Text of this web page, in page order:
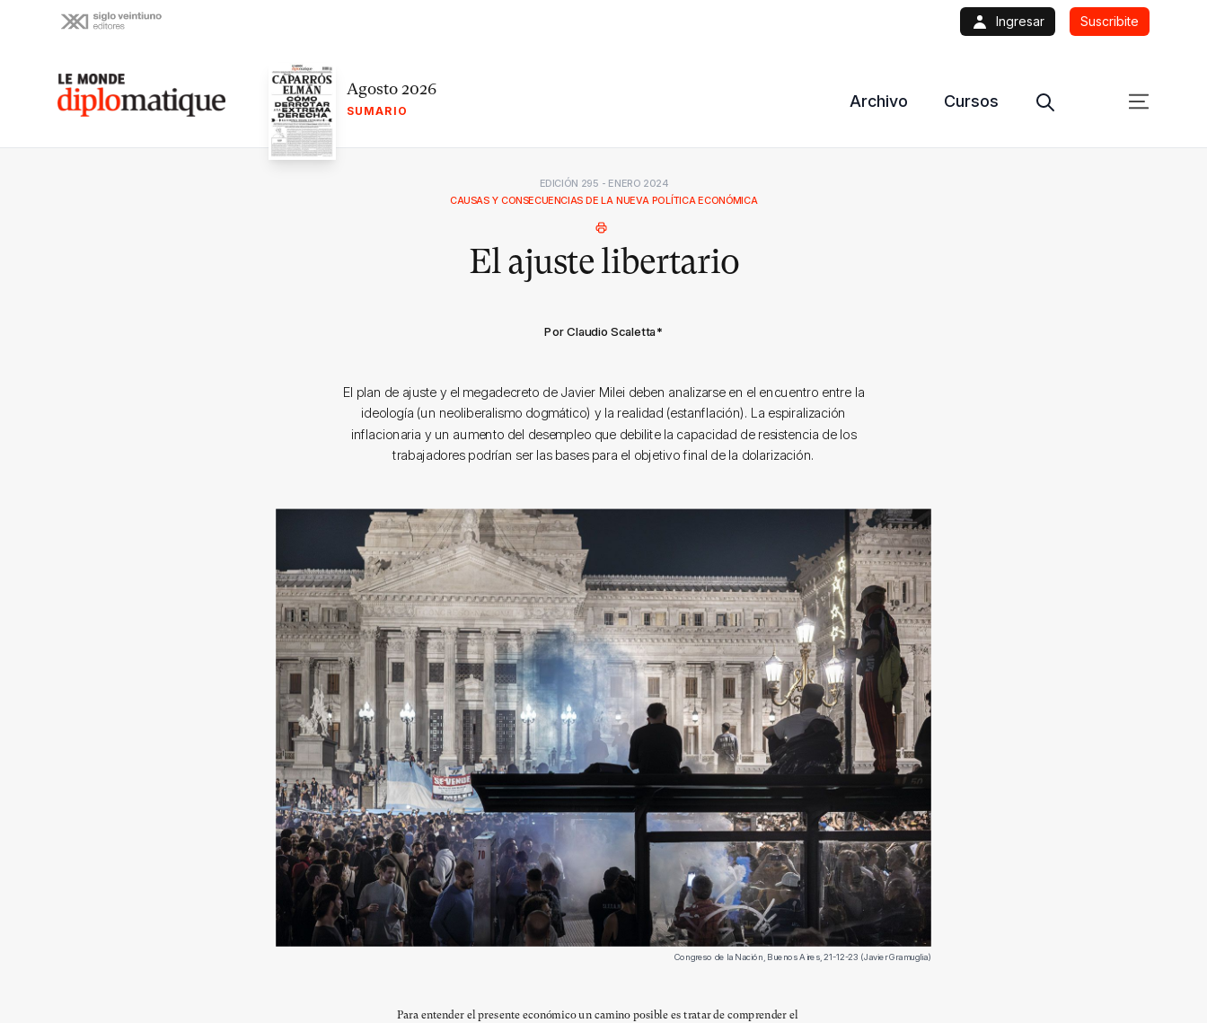
Ingresar Suscribite
Le monde diplomatique Agosto 2026
SUMARIO
Archivo Cursos
EDICIÓN 295 - ENERO 2024
CAUSAS Y CONSECUENCIAS DE LA NUEVA POLÍTICA ECONÓMICA
El ajuste libertario
Por Claudio Scaletta*
El plan de ajuste y el megadecreto de Javier Milei deben analizarse en el encuentro entre la
ideología (un neoliberalismo dogmático) y la realidad (estanflación). La espiralización
inflacionaria y un aumento del desempleo que debilite la capacidad de resistencia de los
trabajadores podrían ser las bases para el objetivo final de la dolarización.
Congreso de la Nación, Buenos Aires, 21-12-23 (Javier Gramuglia)
Para entender el presente económico un camino posible es tratar de comprender el